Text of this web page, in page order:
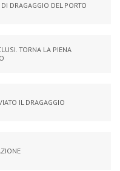
DRAGAGGIO DEL PORTO
TORNA LA PIENA
IL DRAGAGGIO